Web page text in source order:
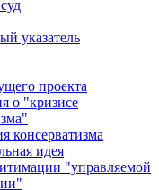
указатель
проекта
о "кризисе
консерватизма
идея
"управляемой